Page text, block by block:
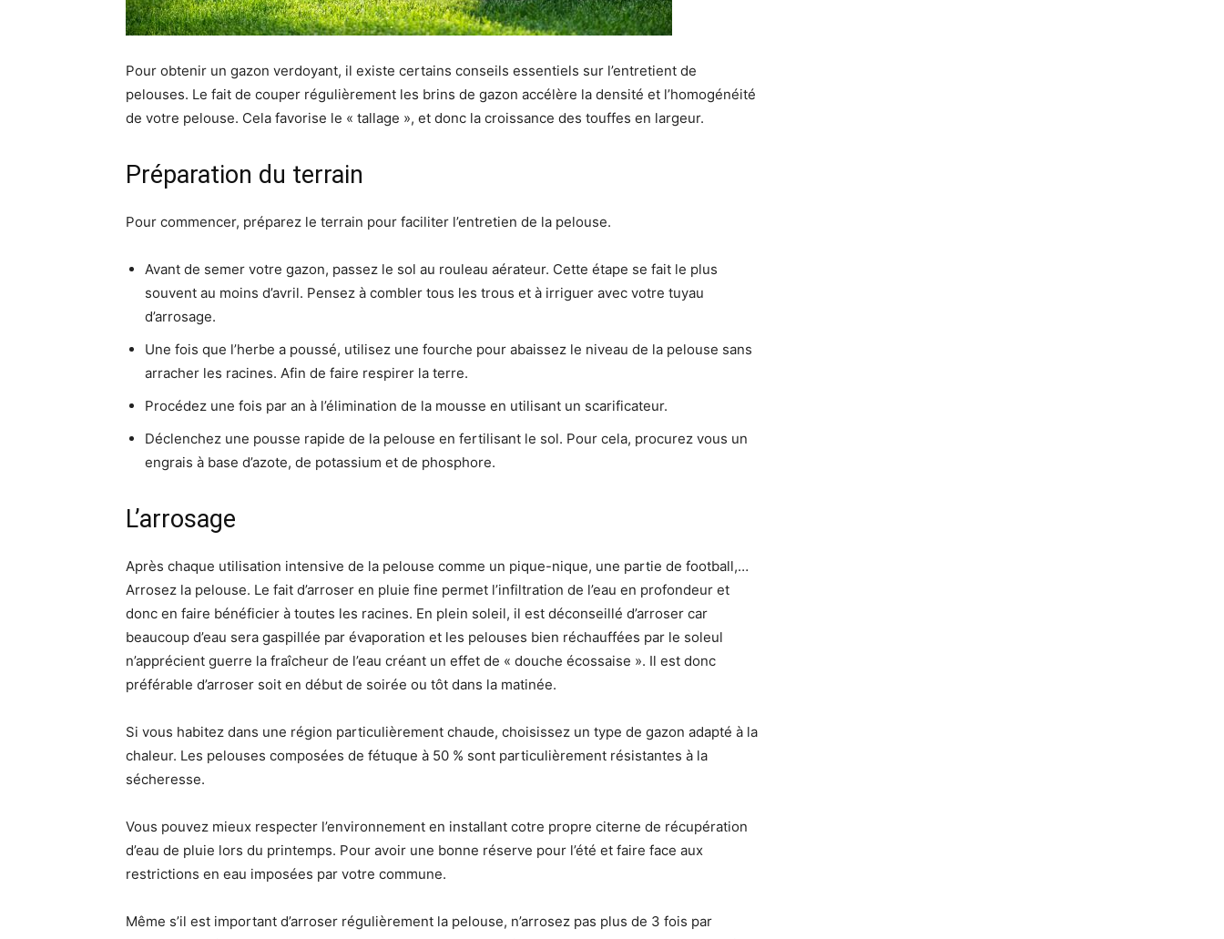
Pour obtenir un gazon verdoyant, il existe certains conseils essentiels sur l’entretient de
pelouses. Le fait de couper régulièrement les brins de gazon accélère la densité et l’homogénéité
de votre pelouse. Cela favorise le « tallage », et donc la croissance des touffes en largeur.
Préparation du terrain
Pour commencer, préparez le terrain pour faciliter l’entretien de la pelouse.
Avant de semer votre gazon, passez le sol au rouleau aérateur. Cette étape se fait le plus
souvent au moins d’avril. Pensez à combler tous les trous et à irriguer avec votre tuyau
d’arrosage.
Une fois que l’herbe a poussé, utilisez une fourche pour abaissez le niveau de la pelouse sans
arracher les racines. Afin de faire respirer la terre.
Procédez une fois par an à l’élimination de la mousse en utilisant un scarificateur.
Déclenchez une pousse rapide de la pelouse en fertilisant le sol. Pour cela, procurez vous un
engrais à base d’azote, de potassium et de phosphore.
L’arrosage
Après chaque utilisation intensive de la pelouse comme un pique-nique, une partie de football,…
Arrosez la pelouse. Le fait d’arroser en pluie fine permet l’infiltration de l’eau en profondeur et
donc en faire bénéficier à toutes les racines. En plein soleil, il est déconseillé d’arroser car
beaucoup d’eau sera gaspillée par évaporation et les pelouses bien réchauffées par le soleul
n’apprécient guerre la fraîcheur de l’eau créant un effet de « douche écossaise ». Il est donc
préférable d’arroser soit en début de soirée ou tôt dans la matinée.
Si vous habitez dans une région particulièrement chaude, choisissez un type de gazon adapté à la
chaleur. Les pelouses composées de fétuque à 50 % sont particulièrement résistantes à la
sécheresse.
Vous pouvez mieux respecter l’environnement en installant cotre propre citerne de récupération
d’eau de pluie lors du printemps. Pour avoir une bonne réserve pour l’été et faire face aux
restrictions en eau imposées par votre commune.
Même s’il est important d’arroser régulièrement la pelouse, n’arrosez pas plus de 3 fois par